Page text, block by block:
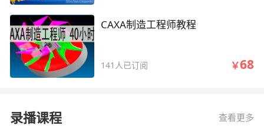
CAXA制造工程师教程
141人已订阅 ￥68
录播课程 查看更多